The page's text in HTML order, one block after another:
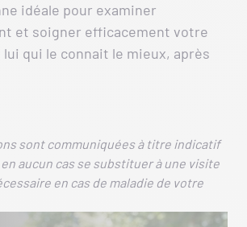
idéale pour examiner
et soigner efficacement votre
lui qui le connait le mieux, après
sont communiquées à titre indicatif
aucun cas se substituer à une visite
en cas de maladie de votre